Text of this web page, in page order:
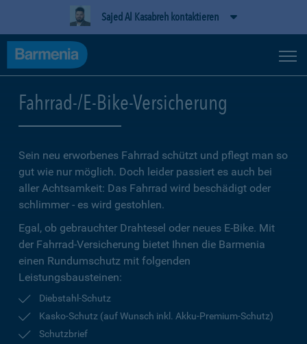
Sajed Al Kasabreh kontaktieren
Fahrrad-/E-Bike-Versicherung
Sein neu erworbenes Fahrrad schützt und pflegt man so
gut wie nur möglich. Doch leider passiert es auch bei
aller Achtsamkeit: Das Fahrrad wird beschädigt oder
schlimmer - es wird gestohlen.
Egal, ob gebrauchter Drahtesel oder neues E-Bike. Mit
der Fahrrad-Versicherung bietet Ihnen die Barmenia
einen Rundumschutz mit folgenden
Leistungsbausteinen:
Diebstahl-Schutz
Kasko-Schutz (auf Wunsch inkl. Akku-Premium-Schutz)
Schutzbrief